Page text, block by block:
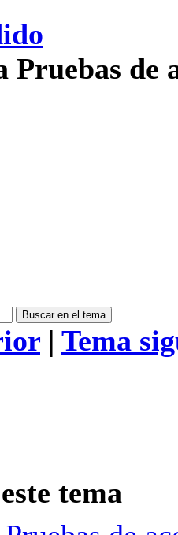
Pruebas
| Tema
tema